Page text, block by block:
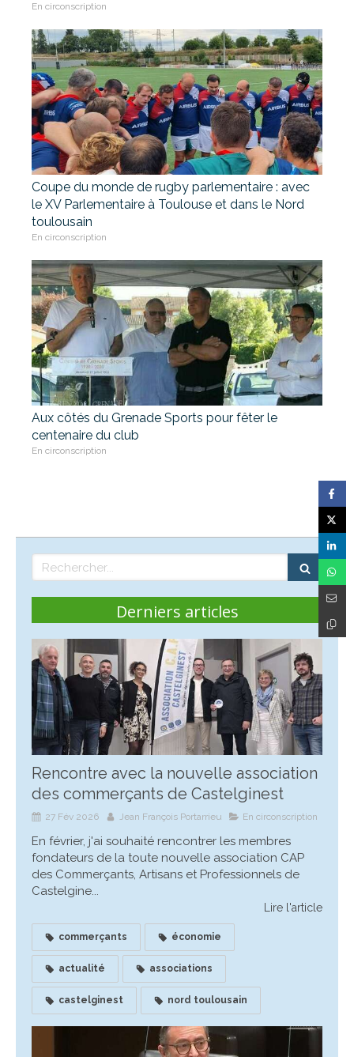
En circonscription
Coupe du monde de rugby parlementaire : avec
le XV Parlementaire à Toulouse et dans le Nord
toulousain
En circonscription
Aux côtés du Grenade Sports pour fêter le
centenaire du club
En circonscription
Rechercher
Derniers articles
Rencontre avec la nouvelle association
des commerçants de Castelginest
27 Fév 2026 Jean François Portarrieu En circonscription
En février, j'ai souhaité rencontrer les membres
fondateurs de la toute nouvelle association CAP
des Commerçants, Artisans et Professionnels de
Castelgine...
Lire l'article
commerçants économie
actualité associations
castelginest nord toulousain